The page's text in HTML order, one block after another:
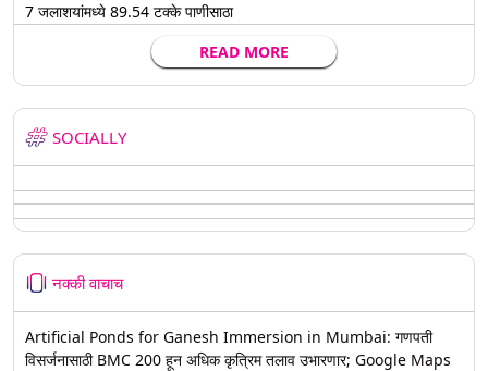
7 जलाशयांमध्ये 89.54 टक्के पाणीसाठा
READ MORE
SOCIALLY
नक्की वाचाच
Artificial Ponds for Ganesh Immersion in Mumbai: गणपती
विसर्जनासाठी BMC 200 हून अधिक कृत्रिम तलाव उभारणार; Google Maps